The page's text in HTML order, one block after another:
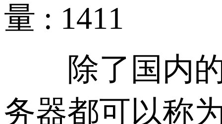
量 : 1411
除了国内的
务器都可以称